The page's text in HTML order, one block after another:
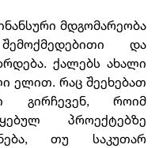
მდგომარეობა
და
ქალებს ახალი
ელით. რაც შეეხებათ
გირჩევენ, როიმ
პროექტებზე
თუ საკუთარ